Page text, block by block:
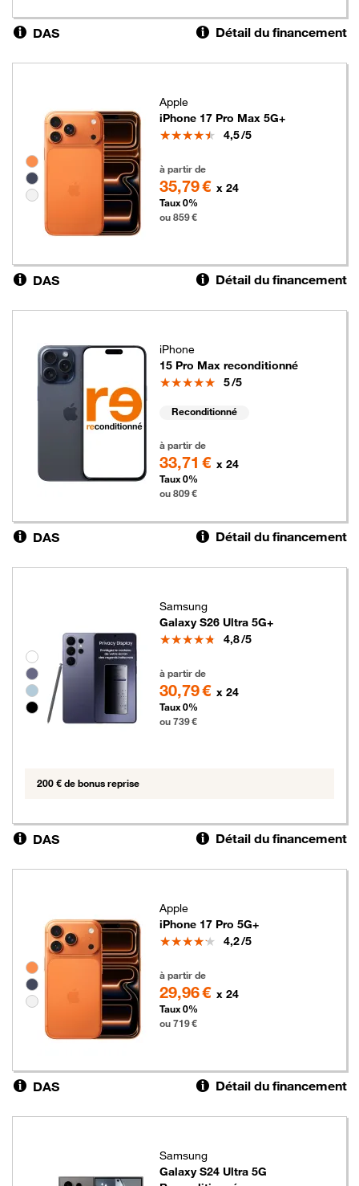
DAS Détail du financement
Groupe de couleurs disponibles non sélectionnables
Apple
iPhone 17 Pro Max 5G+
Note
4,5/5
à partir de
35,79 € x 24
Taux 0%
ou 859 €
DAS Détail du financement
iPhone
15 Pro Max reconditionné
Note
5/5
Reconditionné
à partir de
33,71 € x 24
Taux 0%
ou 809 €
DAS Détail du financement
Groupe de couleurs disponibles non sélectionnables
Samsung
Galaxy S26 Ultra 5G+
Note
4,8/5
à partir de
30,79 € x 24
Taux 0%
ou 739 €
200 € de bonus reprise
DAS Détail du financement
Groupe de couleurs disponibles non sélectionnables
Apple
iPhone 17 Pro 5G+
Note
4,2/5
à partir de
29,96 € x 24
Taux 0%
ou 719 €
DAS Détail du financement
Samsung
Galaxy S24 Ultra 5G